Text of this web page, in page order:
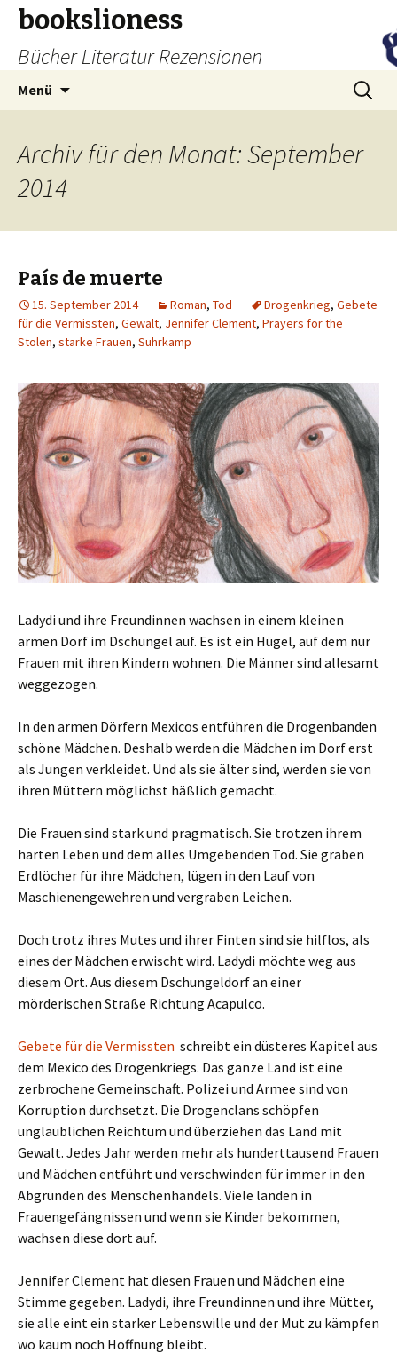
bookslioness
Bücher Literatur Rezensionen
Menü
Suchen
nach:
Archiv für den Monat: September
2014
País de muerte
15. September 2014 Roman, Tod Drogenkrieg, Gebete
für die Vermissten, Gewalt, Jennifer Clement, Prayers for the
Stolen, starke Frauen, Suhrkamp
Ladydi und ihre Freundinnen wachsen in einem kleinen
armen Dorf im Dschungel auf. Es ist ein Hügel, auf dem nur
Frauen mit ihren Kindern wohnen. Die Männer sind allesamt
weggezogen.
In den armen Dörfern Mexicos entführen die Drogenbanden
schöne Mädchen. Deshalb werden die Mädchen im Dorf erst
als Jungen verkleidet. Und als sie älter sind, werden sie von
ihren Müttern möglichst häßlich gemacht.
Die Frauen sind stark und pragmatisch. Sie trotzen ihrem
harten Leben und dem alles Umgebenden Tod. Sie graben
Erdlöcher für ihre Mädchen, lügen in den Lauf von
Maschienengewehren und vergraben Leichen.
Doch trotz ihres Mutes und ihrer Finten sind sie hilflos, als
eines der Mädchen erwischt wird. Ladydi möchte weg aus
diesem Ort. Aus diesem Dschungeldorf an einer
mörderischen Straße Richtung Acapulco.
Gebete für die Vermissten schreibt ein düsteres Kapitel aus
dem Mexico des Drogenkriegs. Das ganze Land ist eine
zerbrochene Gemeinschaft. Polizei und Armee sind von
Korruption durchsetzt. Die Drogenclans schöpfen
unglaublichen Reichtum und überziehen das Land mit
Gewalt. Jedes Jahr werden mehr als hunderttausend Frauen
und Mädchen entführt und verschwinden für immer in den
Abgründen des Menschenhandels. Viele landen in
Frauengefängnissen und wenn sie Kinder bekommen,
wachsen diese dort auf.
Jennifer Clement hat diesen Frauen und Mädchen eine
Stimme gegeben. Ladydi, ihre Freundinnen und ihre Mütter,
sie alle eint ein starker Lebenswille und der Mut zu kämpfen
wo kaum noch Hoffnung bleibt.